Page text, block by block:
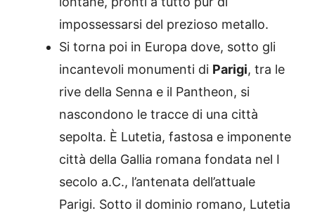
impossessarsi del prezioso metallo.
Si torna poi in Europa dove, sotto gli
incantevoli monumenti di Parigi, tra le
rive della Senna e il Pantheon, si
nascondono le tracce di una città
sepolta. È Lutetia, fastosa e imponente
città della Gallia romana fondata nel I
secolo a.C., l’antenata dell’attuale
Parigi. Sotto il dominio romano, Lutetia